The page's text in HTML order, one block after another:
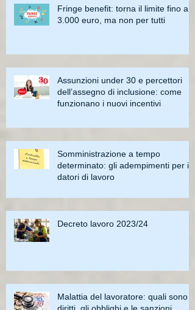
Fringe benefit: torna il limite fino a
3.000 euro, ma non per tutti
Assunzioni under 30 e percettori
dell’assegno di inclusione: come
funzionano i nuovi incentivi
Somministrazione a tempo
determinato: gli adempimenti per i
datori di lavoro
Decreto lavoro 2023/24
Malattia del lavoratore: quali sono i